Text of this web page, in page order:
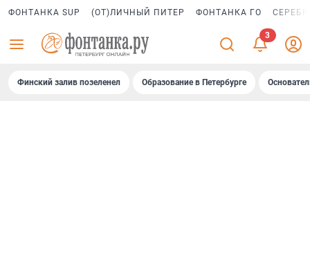
ФОНТАНКА SUP (ОТ)ЛИЧНЫЙ ПИТЕР ФОНТАНКА ГО
Финский залив позеленел Образование в Петербурге